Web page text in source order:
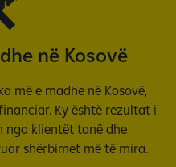
në Kosovë
më e madhe në Kosovë,
Ky është rezultat i
nga klientët tanë dhe
shërbimet më të mira.